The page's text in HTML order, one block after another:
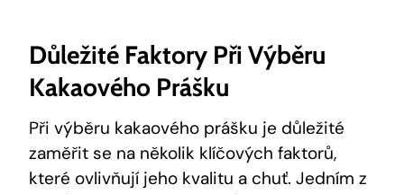
Důležité Faktory Při Výběru
Kakaového Prášku
Při výběru kakaového prášku je důležité
zaměřit se na několik klíčových faktorů,
které ovlivňují jeho kvalitu a chuť. Jedním z